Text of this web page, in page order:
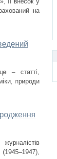
на
– статті,
природи